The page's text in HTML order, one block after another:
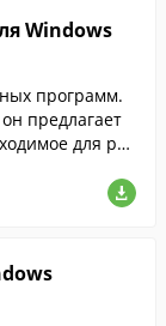
Windows
программ.
предлагает
для раб